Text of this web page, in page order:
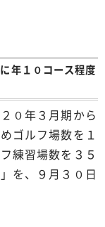
年１０コース程度
０年３月期から
ゴルフ場数を１
練習場数を３５
を、９月３０日